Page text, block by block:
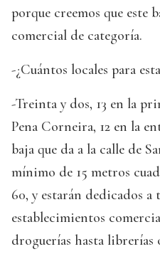
porque creemos que este
comercial de categoría.
-¿Cuántos locales para
-Treinta y dos, 13 en la
Pena Corneira, 12 en la
baja que da a la calle de
mínimo de 15 metros
60, y estarán dedicados a
establecimientos
droguerías hasta